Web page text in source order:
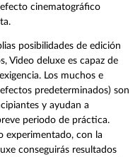
cinematográfico
posibilidades de edición
Video deluxe es capaz de
Los muchos e
predeterminados) son
y ayudan a
periodo de práctica.
experimentado, con la
conseguirás resultados